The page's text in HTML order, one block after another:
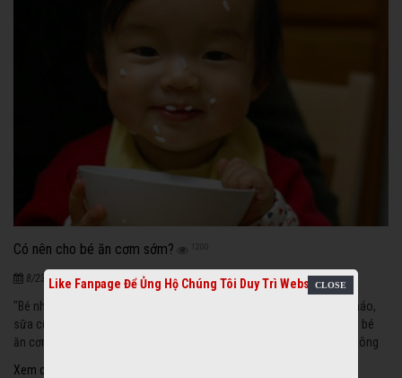
Có nên cho bé ăn cơm sớm?
8/23/2020
|
"Bé nhà em được 9 tháng rồi. Khoảng 2 tuần nay, bé không chịu ăn cháo,
sữa cũng không chị uống, nhưng ăn cơm thì bé rất thích. Em biết cho bé
ăn cơm sớm là không nên nhưng em cũng đã làm hết cách rồi vẫn không
Xem chi tiết
Like Fanpage Để Ủng Hộ Chúng Tôi Duy Trì Website